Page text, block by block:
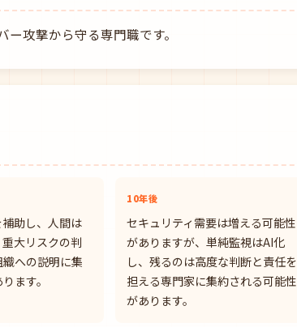
攻撃から守る専門職です。
助し、人間は
大リスクの判
への説明に集
ます。
10年後
セキュリティ需要は増える可能性
がありますが、単純監視はAI化
し、残るのは高度な判断と責任を
担える専門家に集約される可能性
があります。